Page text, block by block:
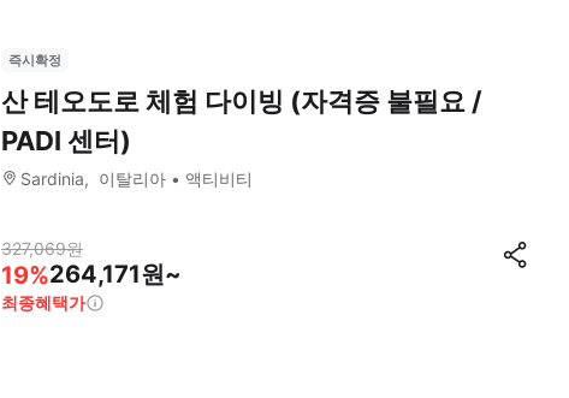
즉시확정
산 테오도로 체험 다이빙 (자격증 불필요 /
PADI 센터)
Sardinia 이탈리아 액티비티
327,069원
19%264,171원~
최종혜택가